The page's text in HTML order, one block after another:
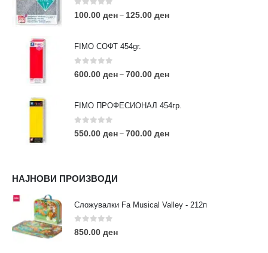
0 out of 5
100.00 ден – 125.00 ден
FIMO СОФТ 454gr.
0out of 5
600.00 ден – 700.00 ден
FIMO ПРОФЕСИОНАЛ 454гр.
0out of 5
550.00 ден – 700.00 ден
НАЈНОВИ ПРОИЗВОДИ
Сложувалки Fa Musical Valley - 212п
0out of 5
850.00 ден
АДРЕСА:
ул. 3та Македонска Бригада бр.46
ТЕЛЕФОН:
0038977640534